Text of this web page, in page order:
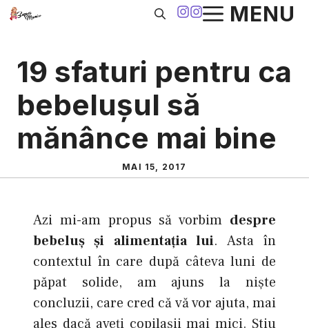
Sari
MENU
19 sfaturi pentru ca
bebeluşul să
mănânce mai bine
MAI 15, 2017
Azi mi-am propus să vorbim despre
bebeluş şi alimentaţia lui. Asta în
contextul în care după câteva luni de
păpat solide, am ajuns la nişte
concluzii, care cred că vă vor ajuta, mai
ales dacă aveţi copilaşii mai mici. Ştiu